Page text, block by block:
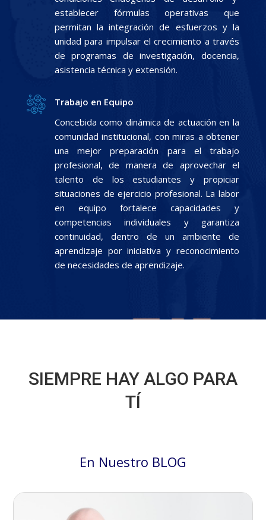
establecer fórmulas operativas que
permitan la integración de esfuerzos y la
unidad para impulsar el crecimiento a través
de programas de investigación, docencia,
asistencia técnica y extensión.
Trabajo en Equipo
Concebida como dinámica de actuación en la
comunidad institucional, con miras a obtener
una mejor preparación para el trabajo
profesional, de manera de aprovechar el
talento de los estudiantes y propiciar
situaciones de ejercicio profesional. La labor
en equipo fortalece capacidades y
competencias individuales y garantiza
continuidad, dentro de un ambiente de
aprendizaje por iniciativa y reconocimiento
de necesidades de aprendizaje.
SIEMPRE HAY ALGO PARA
TÍ
En Nuestro BLOG